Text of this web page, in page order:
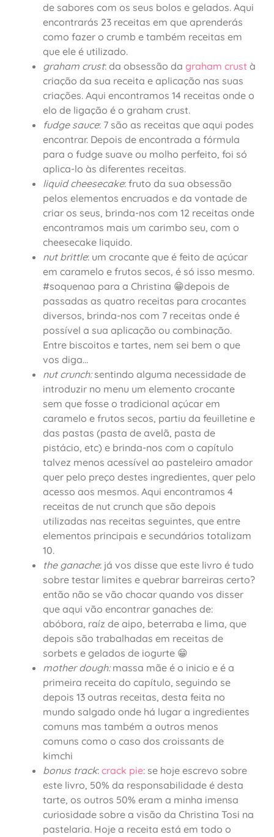
de sabores com os seus bolos e gelados. Aqui
encontrarás 23 receitas em que aprenderás
como fazer o crumb e também receitas em
que ele é utilizado.
graham crust: da obsessão da graham crust à
criação da sua receita e aplicação nas suas
criações. Aqui encontramos 14 receitas onde o
elo de ligação é o graham crust.
fudge sauce: 7 são as receitas que aqui podes
encontrar. Depois de encontrada a fórmula
para o fudge suave ou molho perfeito, foi só
aplica-lo às diferentes receitas.
liquid cheesecake: fruto da sua obsessão
pelos elementos encruados e da vontade de
criar os seus, brinda-nos com 12 receitas onde
encontramos mais um carimbo seu, com o
cheesecake liquido.
nut brittle: um crocante que é feito de açúcar
em caramelo e frutos secos, é só isso mesmo.
#soquenao para a Christina 😁depois de
passadas as quatro receitas para crocantes
diversos, brinda-nos com 7 receitas onde é
possível a sua aplicação ou combinação.
Entre biscoitos e tartes, nem sei bem o que
vos diga…
nut crunch:sentindo alguma necessidade de
introduzir no menu um elemento crocante
sem que fosse o tradicional açúcar em
caramelo e frutos secos, partiu da feuilletine e
das pastas (pasta de avelã, pasta de
pistácio, etc) e brinda-nos com o capítulo
talvez menos acessível ao pasteleiro amador
quer pelo preço destes ingredientes, quer pelo
acesso aos mesmos. Aqui encontramos 4
receitas de nut crunch que são depois
utilizadas nas receitas seguintes, que entre
elementos principais e secundários totalizam
10.
the ganache: já vos disse que este livro é tudo
sobre testar limites e quebrar barreiras certo?
então não se vão chocar quando vos disser
que aqui vão encontrar ganaches de:
abóbora, raíz de aipo, beterraba e lima, que
depois são trabalhadas em receitas de
sorbets e gelados de iogurte 😁
mother dough:massa mãe é o inicio e é a
primeira receita do capítulo, seguindo se
depois 13 outras receitas, desta feita no
mundo salgado onde há lugar a ingredientes
comuns mas também a outros menos
comuns como o caso dos croissants de
kimchi
bonus track: crack pie: se hoje escrevo sobre
este livro, 50% da responsabilidade é desta
tarte, os outros 50% eram a minha imensa
curiosidade sobre a visão da Christina Tosi na
pastelaria. Hoje a receita está em todo o